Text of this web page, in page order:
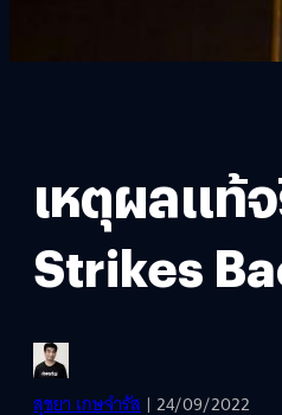
เหตุผลแท้
Strikes
สุชยา เกษจำรัส | 24/09/2022